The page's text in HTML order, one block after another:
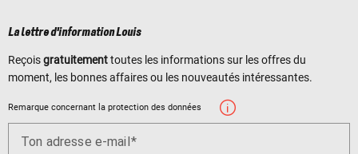
La lettre d'information Louis
Reçoisgratuitementtoutes les informations sur les offres du
moment, les bonnes affaires ou les nouveautés intéressantes.
Remarque concernant la protection des données
Ton adresse e-mail